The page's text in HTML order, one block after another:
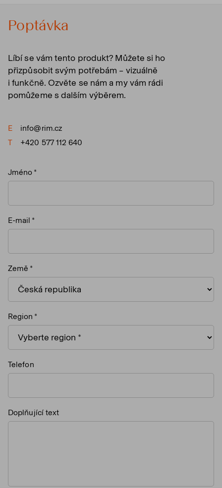
Poptávka
Líbí se vám tento produkt? Můžete si ho
přizpůsobit svým potřebám – vizuálně
i funkčně. Ozvěte se nám a my vám rádi
pomůžeme s dalším výběrem.
E
info@rim.cz
T
+420 577 112 640
Jméno
E-mail
Země
Region
Telefon
Doplňující text